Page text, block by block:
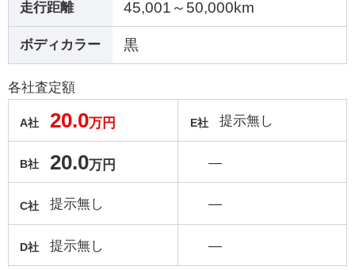
走行距離 45,001～50,000km
ボディカラー 黒
各社査定額
A社 20.0万円
B社 20.0万円
C社 提示無し
D社 提示無し
E社 提示無し
―
―
―